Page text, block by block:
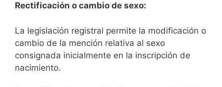
Rectificación o cambio de sexo:
La legislación registral permite la modificación o
cambio de la mención relativa al sexo
consignada inicialmente en la inscripción de
nacimiento.